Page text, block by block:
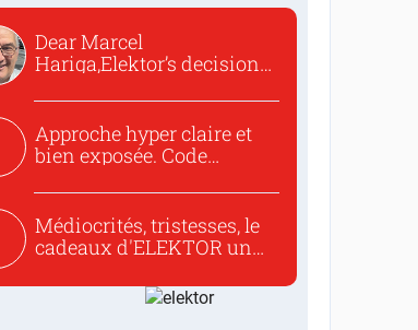
Dear Marcel
Hariga,Elektor’s decision
Approche hyper claire et
bien exposée. Code
Médiocrités, tristesses, le
cadeaux d'ELEKTOR un